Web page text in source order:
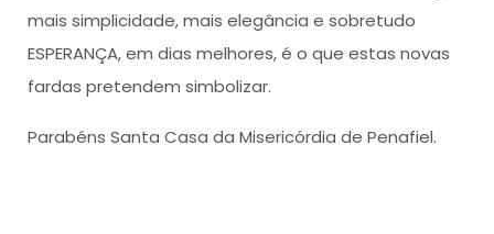
mais simplicidade, mais elegância e sobretudo
ESPERANÇA, em dias melhores, é o que estas novas
fardas pretendem simbolizar.
Parabéns Santa Casa da Misericórdia de Penafiel.